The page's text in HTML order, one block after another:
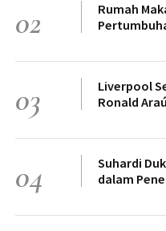
02
Rumah
03
Liverpool
Ronald
04
Suhardi
dalam